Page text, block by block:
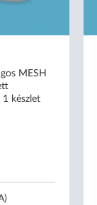
MESH
készlet